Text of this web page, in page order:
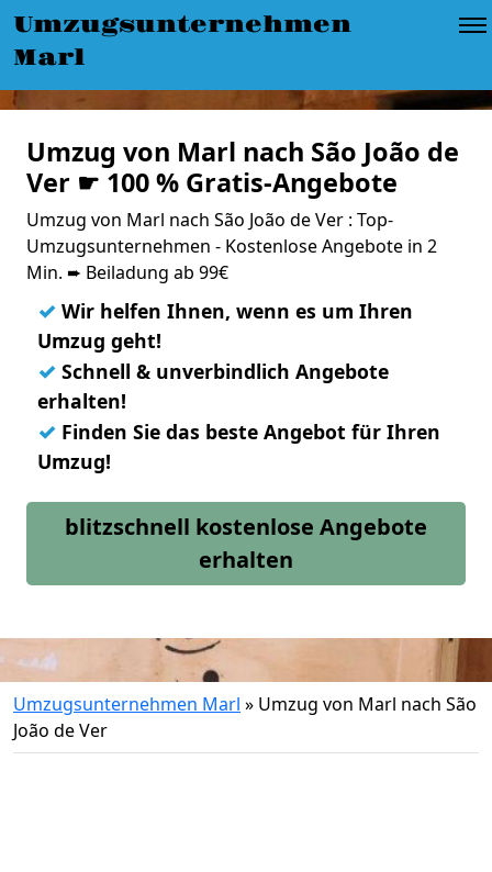
Umzugsunternehmen
Marl
Umzug von Marl nach São João de
Ver ☛ 100 % Gratis-Angebote
Umzug von Marl nach São João de Ver : Top-
Umzugsunternehmen - Kostenlose Angebote in 2
Min. ➨ Beiladung ab 99€
✓ Wir helfen Ihnen, wenn es um Ihren
Umzug geht!
✓ Schnell & unverbindlich Angebote
erhalten!
✓ Finden Sie das beste Angebot für Ihren
Umzug!
blitzschnell kostenlose Angebote
erhalten
Umzugsunternehmen Marl » Umzug von Marl nach São
João de Ver